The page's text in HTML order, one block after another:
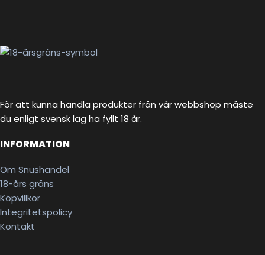
För att kunna handla produkter från vår webbshop måste
du enligt svensk lag ha fyllt 18 år.
INFORMATION
Om Snushandel
18-års gräns
Köpvillkor
Integritetspolicy
Kontakt